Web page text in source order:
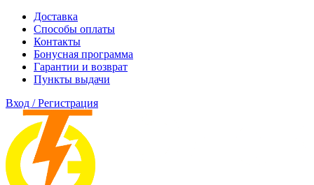
Доставка
Способы оплаты
Контакты
Бонусная программа
Гарантии и возврат
Пункты выдачи
Вход / Регистрация